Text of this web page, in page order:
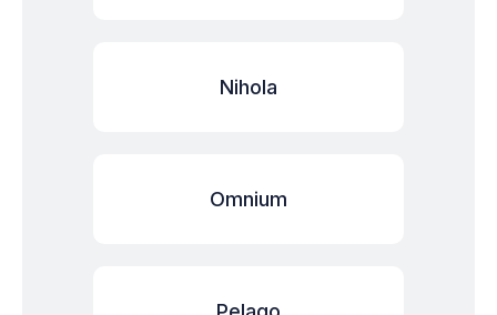
Nihola
Omnium